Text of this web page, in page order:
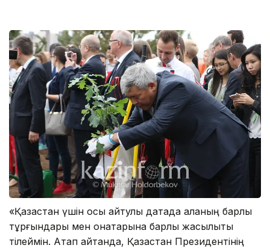
«Қазақстан үшін осы айтулы датада қаланың барлық
тұрғындары мен қонақтарына барлық жақсылықты
тілеймін. Атап айтқанда, Қазақстан Президентінің